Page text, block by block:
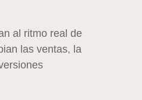
al ritmo real de
las ventas, la